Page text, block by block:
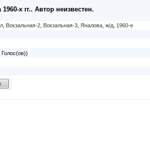
х гг.. Автор неизвестен.
Вокзальная-2 Вокзальная-3 Яналова ж/д 1960-е
Голос(ов))